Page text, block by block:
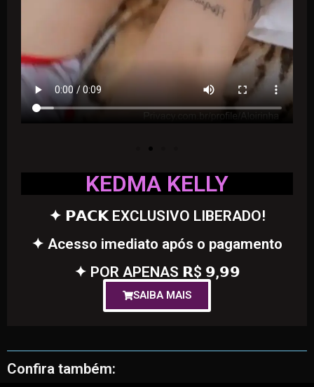
KEDMA KELLY
✦ 𝗣𝗔𝗖𝗞 EXCLUSIVO LIBERADO!
✦ Acesso imediato após o pagamento
✦ POR APENAS 𝗥$ 𝟵,𝟵𝟵
SAIBA MAIS
Confira também: